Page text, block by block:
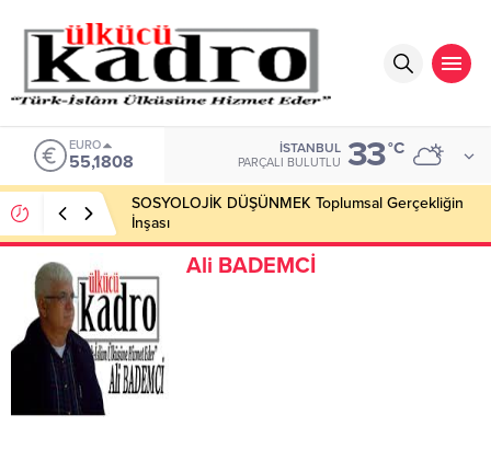
EURO
55,1808
İSTANBUL
PARÇALI BULUTLU 33°C
SOSYOLOJİK DÜŞÜNMEK Toplumsal Gerçekliğin
İnşası
Ali BADEMCİ